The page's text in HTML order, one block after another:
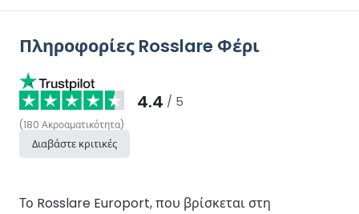
Πληροφορίες Rosslare Φέρι
4.4 / 5
(180 Ακροαματικότητα)
Διαβάστε κριτικές
Το Rosslare Europort, που βρίσκεται στη